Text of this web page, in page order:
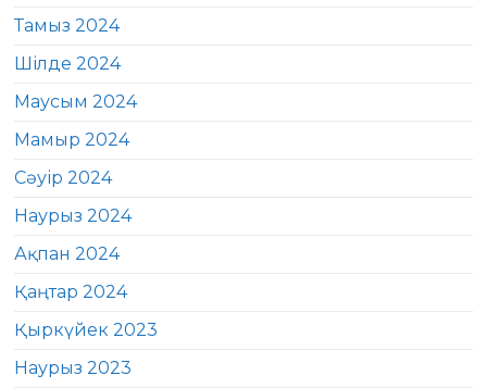
Тамыз 2024
Шілде 2024
Маусым 2024
Мамыр 2024
Сәуір 2024
Наурыз 2024
Ақпан 2024
Қаңтар 2024
Қыркүйек 2023
Наурыз 2023